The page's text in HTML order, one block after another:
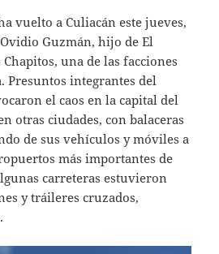
vuelto a Culiacán este jueves,
Guzmán, hijo de El
una de las facciones
Presuntos integrantes del
el caos en la capital del
otras ciudades, con balaceras
de sus vehículos y móviles a
más importantes de
carreteras estuvieron
y tráileres cruzados,